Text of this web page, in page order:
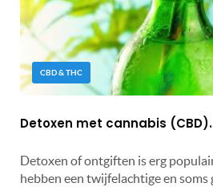
CBD & THC
Detoxen met cannabis
Detoxen of ontgiften is erg
hebben een twijfelachtige en soms